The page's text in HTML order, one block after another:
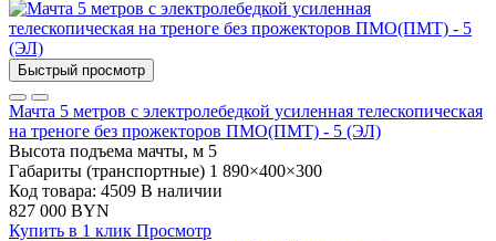
Быстрый просмотр
Мачта 5 метров с электролебедкой усиленная телескопическая
на треноге без прожекторов ПМО(ПМТ) - 5 (ЭЛ)
Высота подъема мачты, м 5
Габариты (транспортные) 1 890×400×300
Код товара: 4509 В наличии
827 000 BYN
Купить в 1 клик Просмотр